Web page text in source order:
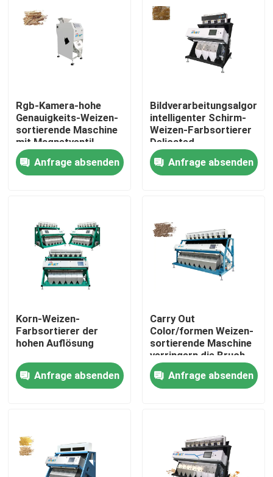
Haus
Produkte
Fabrik-Ausflug
Qualitätskontrolle
Treten Sie mit uns in Verbindung
Kornfarbsortierer
Rgb-Kamera-hohe
Genauigkeits-Weizen-
sortierende Maschine
mit Magnetventil
Anfrage absenden
intelligenter Schirm-
Weizen-Farbsortierer
Delicated
Anfrage absenden
Korn-Weizen-
Farbsortierer der
hohen Auflösung
Anfrage absenden
Carry Out
Color/formen Weizen-
sortierende Maschine
verringern die Bruch-
Rate
Anfrage absenden